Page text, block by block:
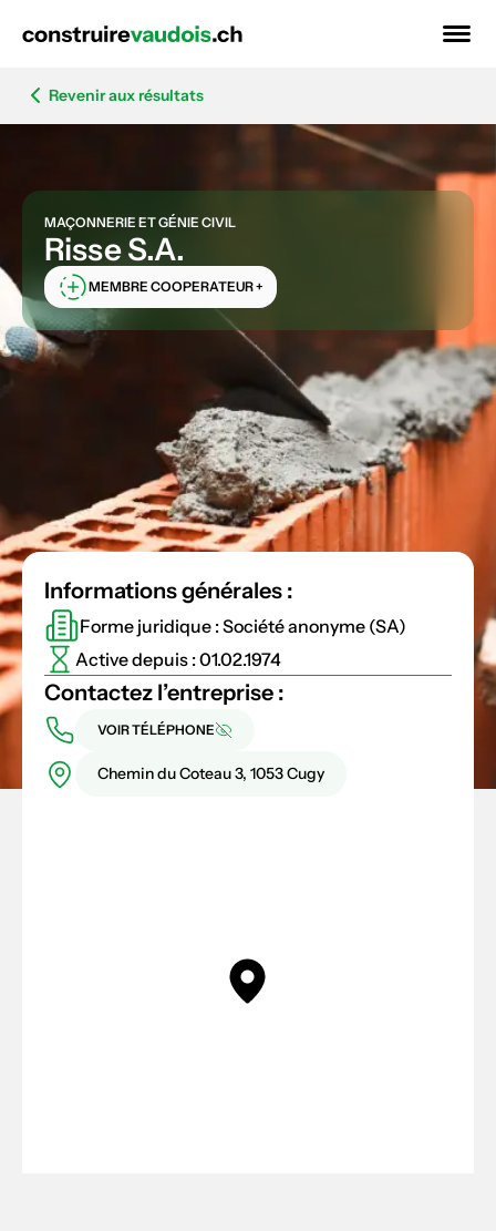
Revenir aux résultats
MAÇONNERIE ET GÉNIE CIVIL
Risse S.A.
MEMBRE COOPERATEUR +
Informations générales :
Forme juridique : Société anonyme (SA)
Active depuis : 01.02.1974
Contactez l’entreprise :
VOIR TÉLÉPHONE
Chemin du Coteau 3, 1053 Cugy